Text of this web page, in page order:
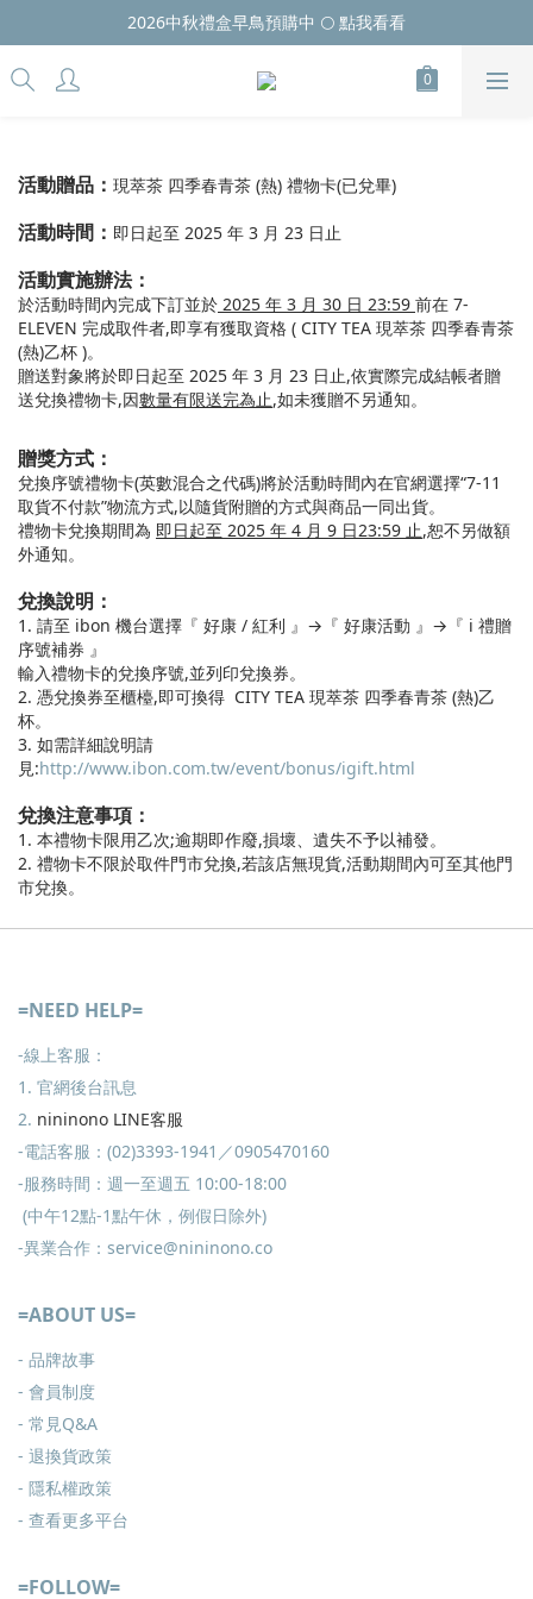
2026中秋禮盒早鳥預購中 🌕 點我看看
活動贈品： 現萃茶 四季春青茶 (熱) 禮物卡(已兌畢)
活動時間： 即日起至 2025 年 3 月 23 日止
活動實施辦法：
於活動時間內完成下訂並於 2025 年 3 月 30 日 23:59 前在 7-
ELEVEN 完成取件者,即享有獲取資格 ( CITY TEA 現萃茶 四季春青茶
(熱)乙杯 )。
贈送對象將於即日起至 2025 年 3 月 23 日止,依實際完成結帳者贈
送兌換禮物卡,因數量有限送完為止,如未獲贈不另通知。
贈獎方式：
兌換序號禮物卡(英數混合之代碼)將於活動時間內在官網選擇“7-11
取貨不付款”物流方式,以隨貨附贈的方式與商品一同出貨。
禮物卡兌換期間為 即日起至 2025 年 4 月 9 日23:59 止,恕不另做額
外通知。
兌換說明：
1. 請至 ibon 機台選擇『 好康 / 紅利 』→『 好康活動 』→『 i 禮贈
序號補券 』
輸入禮物卡的兌換序號,並列印兌換券。
2. 憑兌換券至櫃檯,即可換得 CITY TEA 現萃茶 四季春青茶 (熱)乙
杯。
3. 如需詳細說明請
見:http://www.ibon.com.tw/event/bonus/igift.html
兌換注意事項：
1. 本禮物卡限用乙次;逾期即作廢,損壞、遺失不予以補發。
2. 禮物卡不限於取件門市兌換,若該店無現貨,活動期間內可至其他門
市兌換。
=NEED HELP=
-線上客服：
1. 官網後台訊息
2. nininono LINE客服
-電話客服：(02)3393-1941／0905470160
-服務時間：週一至週五 10:00-18:00
(中午12點-1點午休，例假日除外)
-異業合作：service@nininono.co
=ABOUT US=
- 品牌故事
- 會員制度
- 常見Q&A
- 退換貨政策
- 隱私權政策
- 查看更多平台
=FOLLOW=